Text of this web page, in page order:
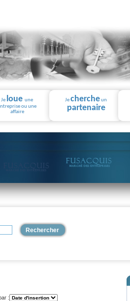
Je loue une
ou une
affaire
Jechercheun
partenaire
: